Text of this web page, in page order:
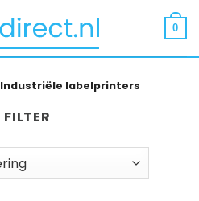
0
Industriële labelprinters
FILTER